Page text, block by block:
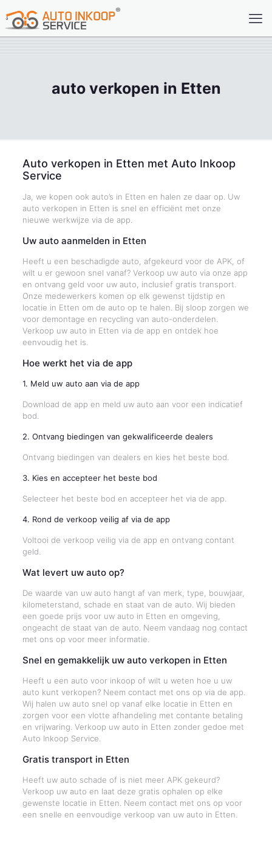
auto verkopen in Etten
Auto verkopen in Etten met Auto Inkoop
Service
Ja, we kopen ook auto’s in Etten en halen ze daar op. Uw
auto verkopen in Etten is snel en efficiënt met onze
nieuwe werkwijze via de app.
Uw auto aanmelden in Etten
Heeft u een beschadigde auto, afgekeurd voor de APK, of
wilt u er gewoon snel vanaf? Verkoop uw auto via onze app
en ontvang geld voor uw auto, inclusief gratis transport.
Onze medewerkers komen op elk gewenst tijdstip en
locatie in Etten om de auto op te halen. Bij sloop zorgen we
voor demontage en recycling van auto-onderdelen.
Verkoop uw auto in Etten via de app en ontdek hoe
eenvoudig het is.
Hoe werkt het via de app
1. Meld uw auto aan via de app
Download de app en meld uw auto aan voor een indicatief
bod.
2. Ontvang biedingen van gekwalificeerde dealers
Ontvang biedingen van dealers en kies het beste bod.
3. Kies en accepteer het beste bod
Selecteer het beste bod en accepteer het via de app.
4. Rond de verkoop veilig af via de app
Voltooi de verkoop veilig via de app en ontvang contant
geld.
Wat levert uw auto op?
De waarde van uw auto hangt af van merk, type, bouwjaar,
kilometerstand, schade en staat van de auto. Wij bieden
een goede prijs voor uw auto in Etten en omgeving,
ongeacht de staat van de auto. Neem vandaag nog contact
met ons op voor meer informatie.
Snel en gemakkelijk uw auto verkopen in Etten
Heeft u een auto voor inkoop of wilt u weten hoe u uw
auto kunt verkopen? Neem contact met ons op via de app.
Wij halen uw auto snel op vanaf elke locatie in Etten en
zorgen voor een vlotte afhandeling met contante betaling
en vrijwaring. Verkoop uw auto in Etten zonder gedoe met
Auto Inkoop Service.
Gratis transport in Etten
Heeft uw auto schade of is niet meer APK gekeurd?
Verkoop uw auto en laat deze gratis ophalen op elke
gewenste locatie in Etten. Neem contact met ons op voor
een snelle en eenvoudige verkoop van uw auto in Etten.